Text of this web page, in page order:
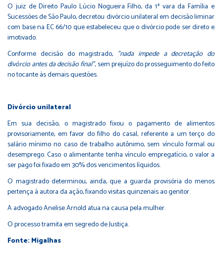
O juiz de Direito Paulo Lúcio Nogueira Filho, da 1ª vara da Família e
Sucessões de São Paulo, decretou divórcio unilateral em decisão liminar
com base na EC66/10que estabeleceu que o divórcio pode ser direto e
imotivado.
Conforme decisão do magistrado, "nada impede a decretação do
divórcio antes da decisão final", sem prejuízo do prosseguimento do feito
no tocante às demais questões.
Divórcio unilateral
Em sua decisão, o magistrado fixou o pagamento de alimentos
provisoriamente, em favor do filho do casal, referente a um terço do
salário mínimo no caso de trabalho autônimo, sem vínculo formal ou
desemprego. Caso o alimentante tenha vínculo empregatício, o valor a
ser pago foi fixado em 30% dos vencimentos líquidos.
O magistrado determinou, ainda, que a guarda provisória do menos
pertença à autora da ação, fixando visitas quinzenais ao genitor.
A advogado Anelise Arnold atua na causa pela mulher.
O processo tramita em segredo de Justiça.
Fonte: Migalhas